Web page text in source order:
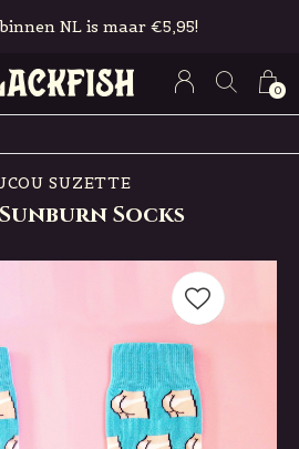
0
pickup & retour
SUZETTE
Socks